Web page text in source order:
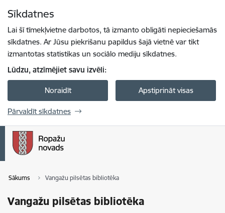
Sīkdatnes
Lai šī tīmekļvietne darbotos, tā izmanto obligāti nepieciešamās
sīkdatnes. Ar Jūsu piekrišanu papildus šajā vietnē var tikt
izmantotas statistikas un sociālo mediju sīkdatnes.
Lūdzu, atzīmējiet savu izvēli:
Noraidīt Apstiprināt visas
Pārvaldīt sīkdatnes
Sākums Vangažu pilsētas bibliotēka
Vangažu pilsētas bibliotēka